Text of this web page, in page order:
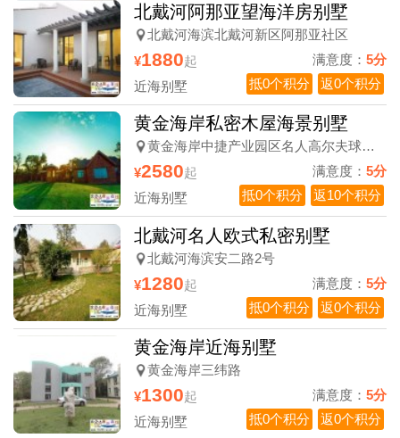
北戴河阿那亚望海洋房别墅
北戴河海滨北戴河新区阿那亚社区
满意度： 5分
¥1880起
近海别墅
返0个积分
抵0个积分
黄金海岸私密木屋海景别墅
黄金海岸中捷产业园区名人高尔夫球场内
满意度： 5分
¥2580起
近海别墅
返10个积分
抵0个积分
北戴河名人欧式私密别墅
北戴河海滨安二路2号
满意度： 5分
¥1280起
近海别墅
返0个积分
抵0个积分
黄金海岸近海别墅
黄金海岸三纬路
满意度： 5分
¥1300起
近海别墅
返0个积分
抵0个积分